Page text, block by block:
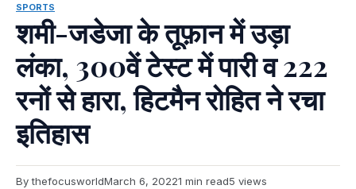
SPORTS
शमी-जडेजा के तूफ़ान में उड़ा
लंका, 300वें टेस्ट में पारी व 222
रनों से हारा, हिटमैन रोहित ने रचा
इतिहास
By thefocusworldMarch 6, 20221 min read5 views